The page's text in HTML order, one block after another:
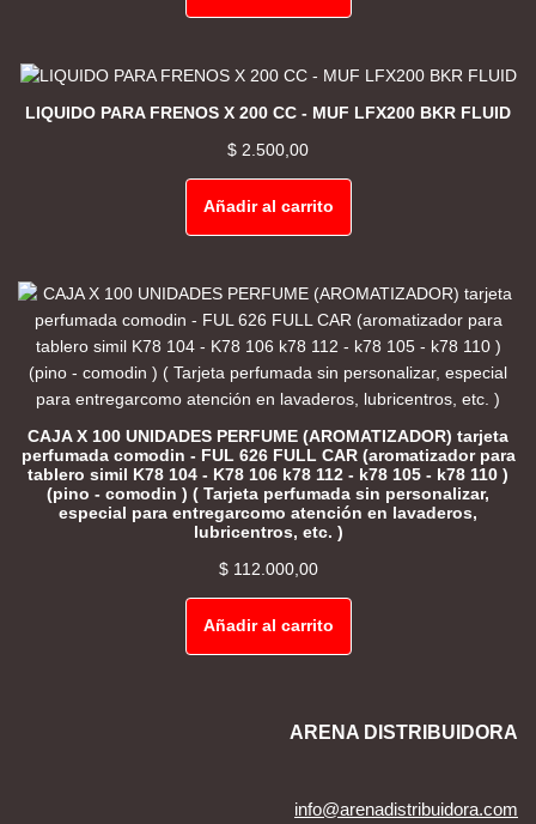
LIQUIDO PARA FRENOS X 200 CC - MUF LFX200 BKR FLUID
$ 2.500,00
Añadir al carrito
CAJA X 100 UNIDADES PERFUME (AROMATIZADOR) tarjeta
perfumada comodin - FUL 626 FULL CAR (aromatizador para
tablero simil K78 104 - K78 106 k78 112 - k78 105 - k78 110 )
(pino - comodin ) ( Tarjeta perfumada sin personalizar,
especial para entregarcomo atención en lavaderos,
lubricentros, etc. )
$112.000,00
Añadir al carrito
ARENA DISTRIBUIDORA
info@arenadistribuidora.com